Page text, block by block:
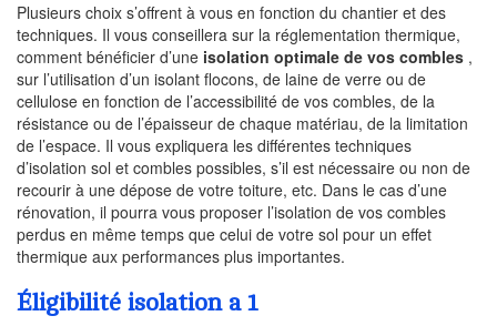
Plusieurs choix s’offrent à vous en fonction du chantier et des
techniques. Il vous conseillera sur la réglementation thermique,
comment bénéficier d’une isolation optimale de vos combles ,
sur l’utilisation d’un isolant flocons, de laine de verre ou de
cellulose en fonction de l’accessibilité de vos combles, de la
résistance ou de l’épaisseur de chaque matériau, de la limitation
de l’espace. Il vous expliquera les différentes techniques
d’isolation sol et combles possibles, s’il est nécessaire ou non de
recourir à une dépose de votre toiture, etc. Dans le cas d’une
rénovation, il pourra vous proposer l’isolation de vos combles
perdus en même temps que celui de votre sol pour un effet
thermique aux performances plus importantes.
Éligibilité isolation a 1